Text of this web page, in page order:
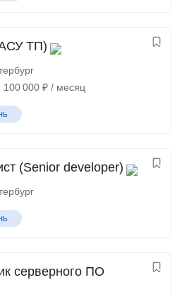
ТП)
100 000 ₽ / месяц
(Senior developer)
серверного ПО